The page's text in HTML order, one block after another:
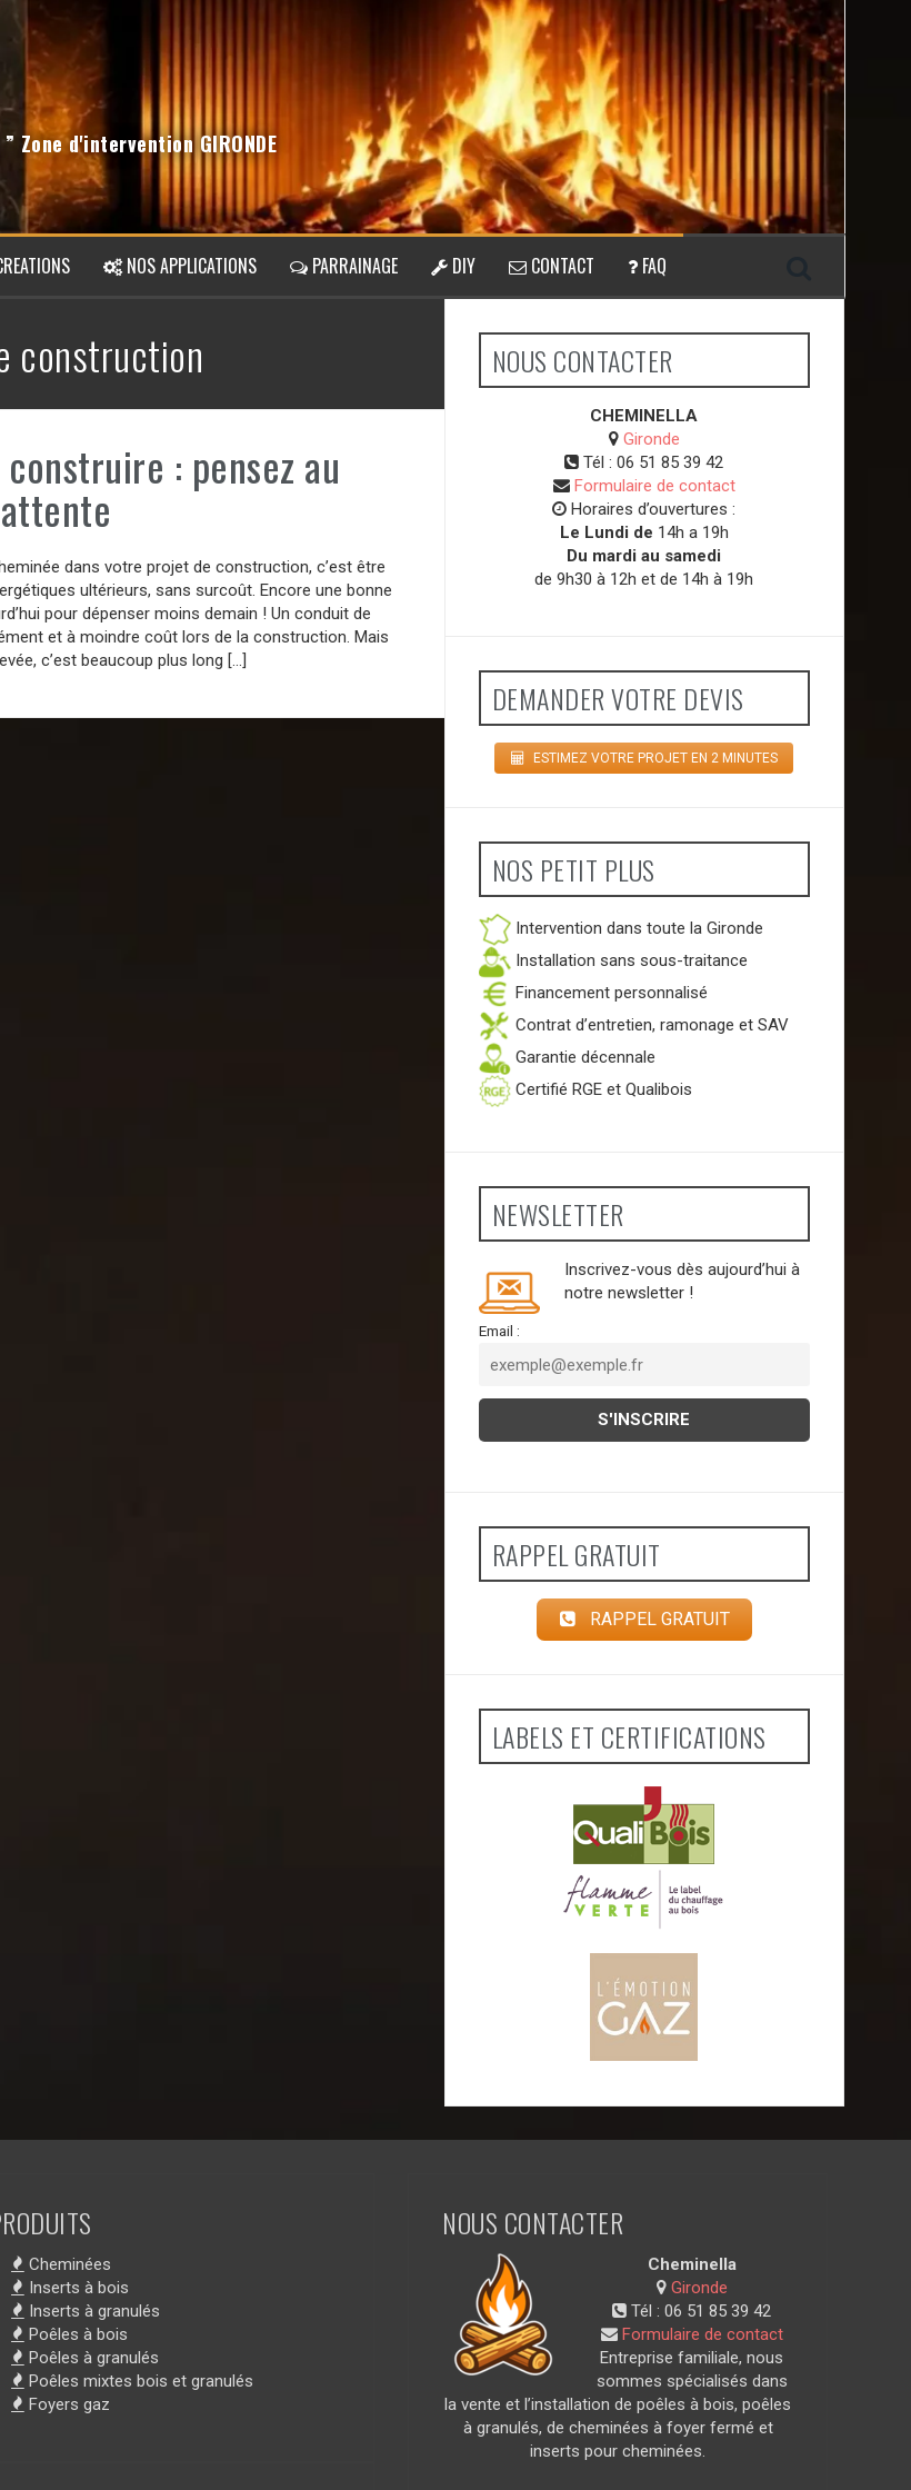
Zone d'intervention GIRONDE
NOS APPLICATIONS PARRAINAGE DIY CONTACT FAQ
construction
: pensez au
dans votre projet de construction, c’est être
ultérieurs, sans surcoût. Encore une bonne
pour dépenser moins demain ! Un conduit de
et à moindre coût lors de la construction. Mais
c’est beaucoup plus long […]
NOUS CONTACTER
CHEMINELLA
Gironde
Tél : 06 51 85 39 42
Formulaire de contact
Horaires d’ouvertures :
Le Lundi de 14h a 19h
Du mardi au samedi
de 9h30 à 12h et de 14h à 19h
DEMANDER VOTRE DEVIS
ESTIMEZ VOTRE PROJET EN 2 MINUTES
NOS PETIT PLUS
Intervention dans toute la Gironde
Installation sans sous-traitance
Financement personnalisé
Contrat d’entretien, ramonage et SAV
Garantie décennale
Certifié RGE et Qualibois
NEWSLETTER
Inscrivez-vous dès aujourd’hui à
notre newsletter !
Email :
RAPPEL GRATUIT
RAPPEL GRATUIT
LABELS ET CERTIFICATIONS
Cheminées
Inserts à bois
Inserts à granulés
Poêles à bois
Poêles à granulés
Poêles mixtes bois et granulés
Foyers gaz
NOUS CONTACTER
Cheminella
Gironde
Tél :06 51 85 39 42
Formulaire de contact
Entreprise familiale, nous
sommes spécialisés dans
la vente et l’installation de poêles à bois, poêles
à granulés, de cheminées à foyer fermé et
inserts pour cheminées.